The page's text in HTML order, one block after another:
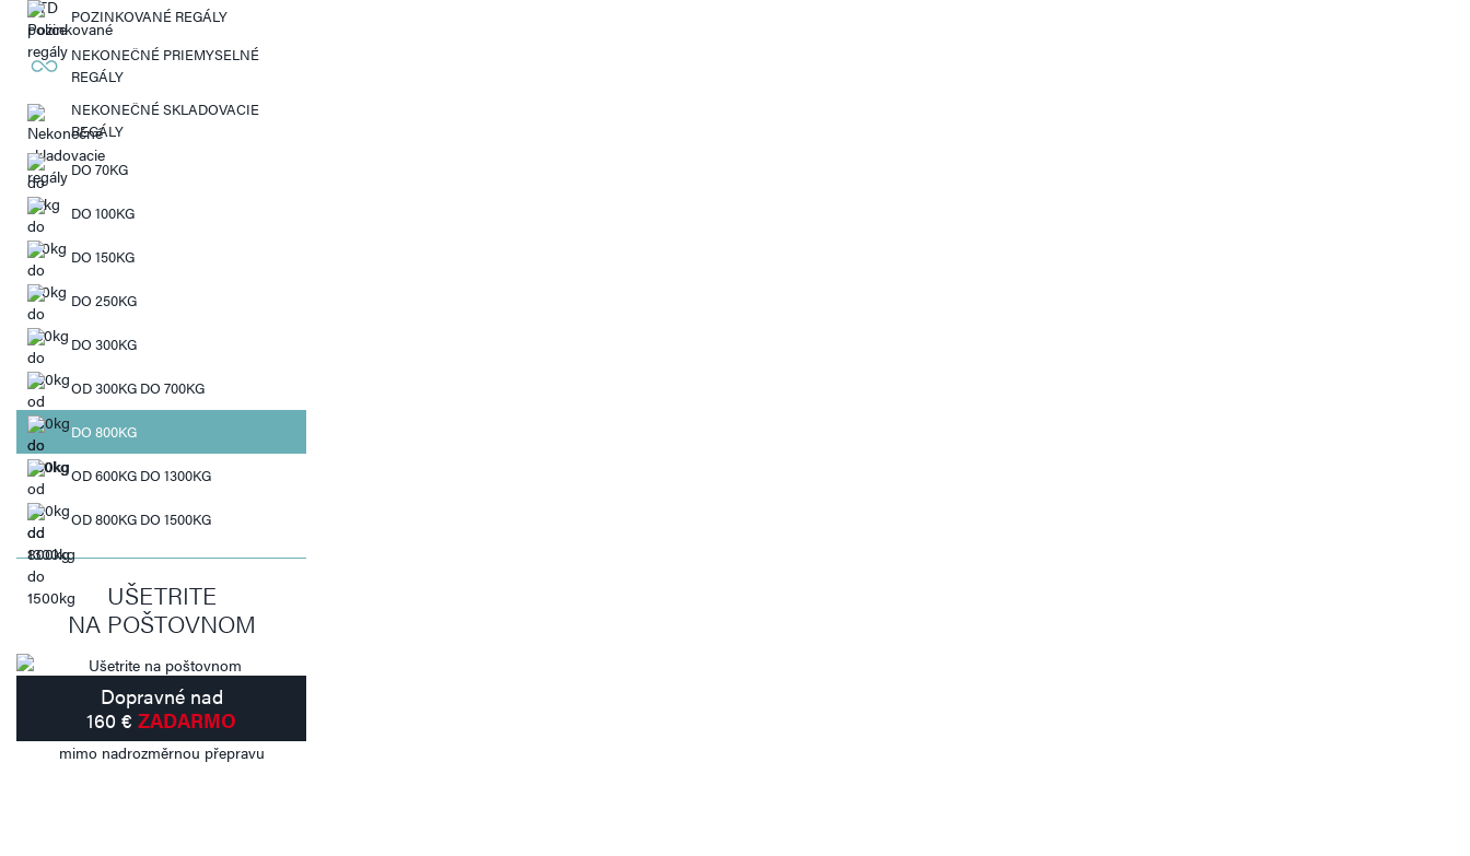
POZINKOVANÉ REGÁLY
NEKONEČNÉ PRIEMYSELNÉ
REGÁLY
NEKONEČNÉ SKLADOVACIE
REGÁLY
DO 70KG
DO 100KG
DO 150KG
DO 250KG
DO 300KG
OD 300KG DO 700KG
DO 800KG
OD 600KG DO 1300KG
OD 800KG DO 1500KG
UŠETRITE
NA POŠTOVNOM
Dopravné nad
160 €ZADARMO
mimo nadrozměrnou přepravu